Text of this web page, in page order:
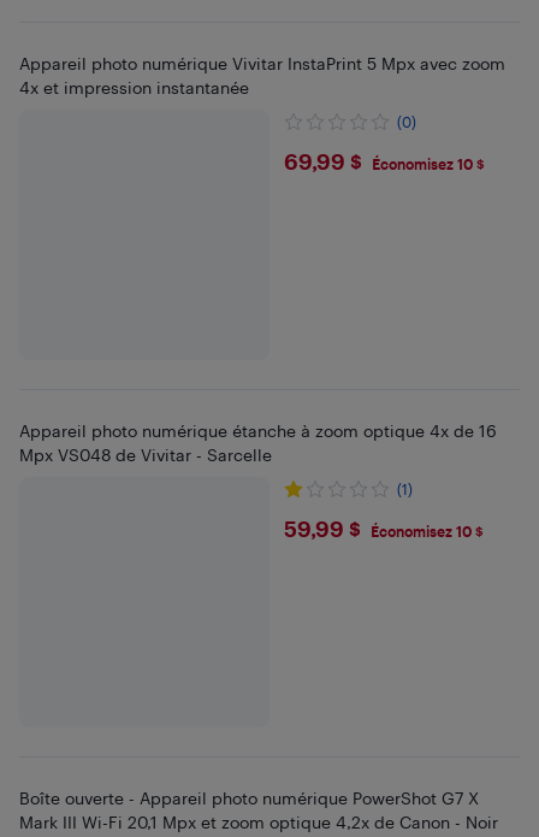
Appareil photo numérique Vivitar InstaPrint 5 Mpx avec zoom
4x et impression instantanée
(0)
$69.99
69,99 $ Économisez 10 $
Appareil photo numérique étanche à zoom optique 4x de 16
Mpx VS048 de Vivitar - Sarcelle
(1)
$59.99
59,99 $ Économisez 10 $
Boîte ouverte - Appareil photo numérique PowerShot G7 X
Mark III Wi-Fi 20,1 Mpx et zoom optique 4,2x de Canon - Noir